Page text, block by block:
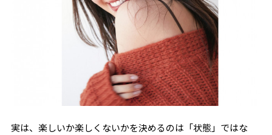
実は、楽しいか楽しくないかを決めるのは「状態」ではな